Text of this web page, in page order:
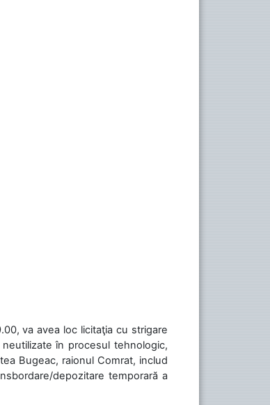
va avea loc licitaţia cu strigare
în procesul tehnologic,
Bugeac, raionul Comrat, includ
depozitare temporară a